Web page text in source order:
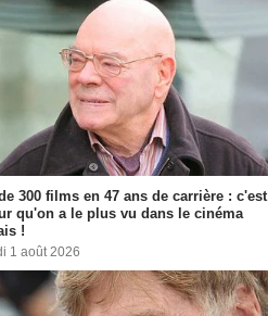
300 films en 47 ans de carrière : c'est
qu'on a le plus vu dans le cinéma
!
1 août 2026